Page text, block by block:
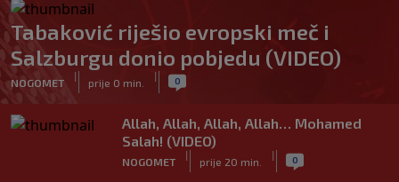
Tabaković riješio evropski meč i
Salzburgu donio pobjedu (VIDEO)
NOGOMET
|
prije 0 min.
| 0
Allah, Allah, Allah, Allah… Mohamed
Salah! (VIDEO)
NOGOMET
|
prije 20 min.
| 0